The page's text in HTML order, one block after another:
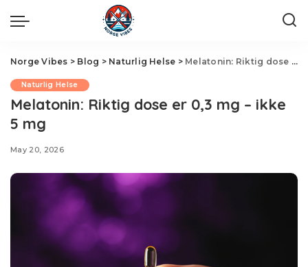
Norge Vibes > Blog > Naturlig Helse > Melatonin: Riktig dose er 0,3 mg – ikke 5 mg
Naturlig Helse
Melatonin: Riktig dose er 0,3 mg – ikke
5 mg
May 20, 2026